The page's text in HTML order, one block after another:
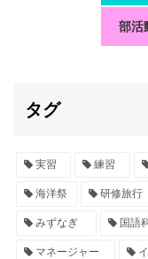
部活
タグ
実習 練習
海洋祭 研修旅行
みずなぎ 国語
マネージャー